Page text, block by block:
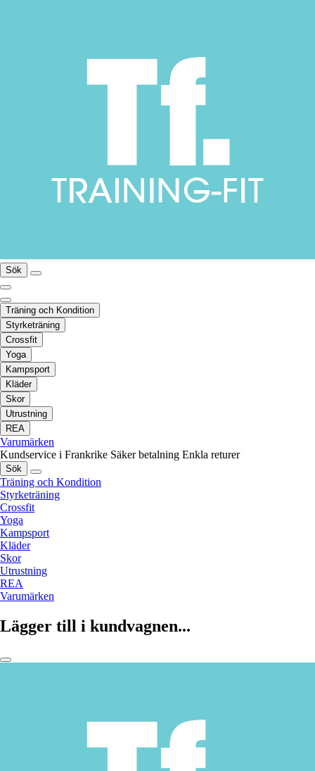
Sök
Träning och Kondition
Styrketräning
Crossfit
Yoga
Kampsport
Kläder
Skor
Utrustning
REA
Varumärken
Kundservice i Frankrike Säker betalning Enkla returer
Sök
Träning och Kondition
Styrketräning
Crossfit
Yoga
Kampsport
Kläder
Skor
Utrustning
REA
Varumärken
Lägger till i kundvagnen...